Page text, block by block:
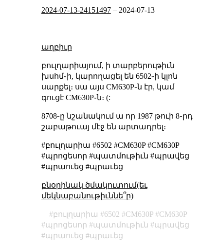
2024-07-13-24151497– 2024-07-13
աղբիւր
բուլղարիայում, ի տարբերութիւն
խսհմ֊ի, կարողացել են 6502֊ի կլոն
սարքել։ սա այս CM630P֊ն էր, կամ
գուցէ СМ630Р֊ն։ (:
8708֊ը նշանակում ա որ 1987 թուի 8֊րդ
շաբաթուայ մէջ են արտադրել։
#բուլղարիա #6502 #CM630P #СМ630Р
#պրոցեսոր #պատմութիւն #պրավեց
#պրաուեց #պրաւեց
բնօրինակ ծմակուտում(եւ
մեկնաբանութիւննե՞ր)
բուլղարիա 6502 CM630P
СМ630Р
պրոցեսոր
պատմութիւն
պրավեց
պրաուեց
պրաւեց